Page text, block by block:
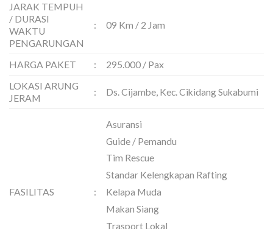
JARAK TEMPUH
/ DURASI
WAKTU
PENGARUNGAN
: 09 Km / 2 Jam
HARGA PAKET :
295.000 / Pax
LOKASI ARUNG
JERAM
: Ds. Cijambe, Kec. Cikidang Sukabumi
FASILITAS :
Asuransi
Guide / Pemandu
Tim Rescue
Standar Kelengkapan Rafting
Kelapa Muda
Makan Siang
Trasport Lokal